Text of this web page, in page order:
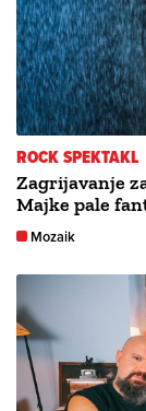
ROCK SPEKTAKL
Zagrijavanje
Majke pale
Mozaik